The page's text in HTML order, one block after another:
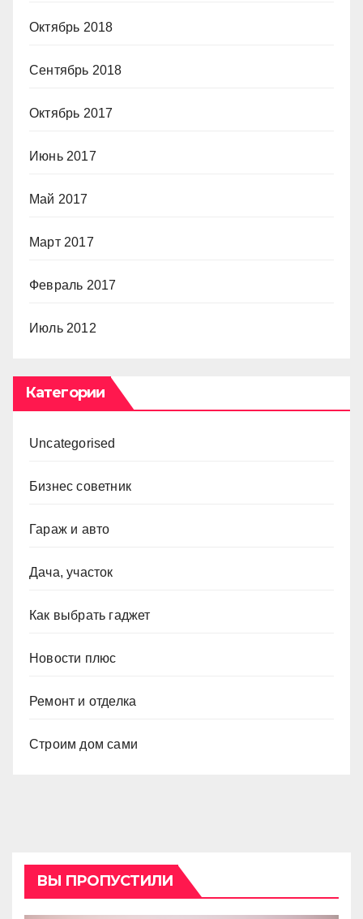
Октябрь 2018
Сентябрь 2018
Октябрь 2017
Июнь 2017
Май 2017
Март 2017
Февраль 2017
Июль 2012
Категории
Uncategorised
Бизнес советник
Гараж и авто
Дача, участок
Как выбрать гаджет
Новости плюс
Ремонт и отделка
Строим дом сами
ВЫ ПРОПУСТИЛИ